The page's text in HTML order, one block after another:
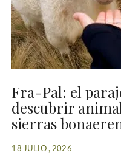
Fra-Pal: el
descubrir
sierras
18 JULIO , 2026